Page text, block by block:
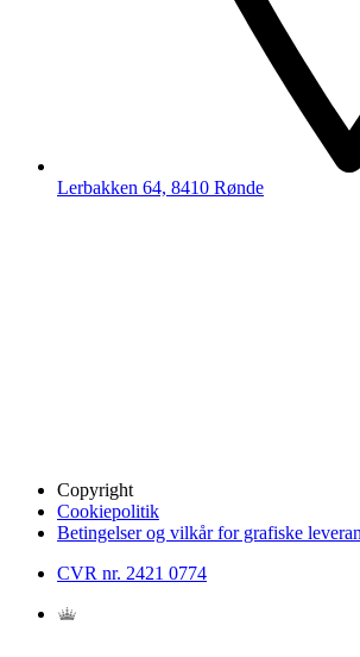
Lerbakken 64, 8410 Rønde
Copyright
Cookiepolitik
Betingelser og vilkår for grafiske
CVR nr. 2421 0774